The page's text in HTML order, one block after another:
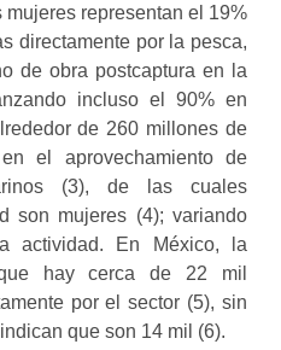
representan el 19%
directamente por la pesca,
de obra postcaptura en la
incluso el 90% en
de 260 millones de
el aprovechamiento de
(3), de las cuales
son mujeres (4); variando
actividad. En México, la
hay cerca de 22 mil
por el sector (5), sin
que son 14 mil (6).